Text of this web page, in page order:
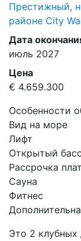
Престижный,
районе City
Дата
июль 2027
Цена
€ 4.659.300
Особенности
Вид на море
Лифт
Открытый
Рассрочка
Сауна
Фитнес
Это 2 клубных